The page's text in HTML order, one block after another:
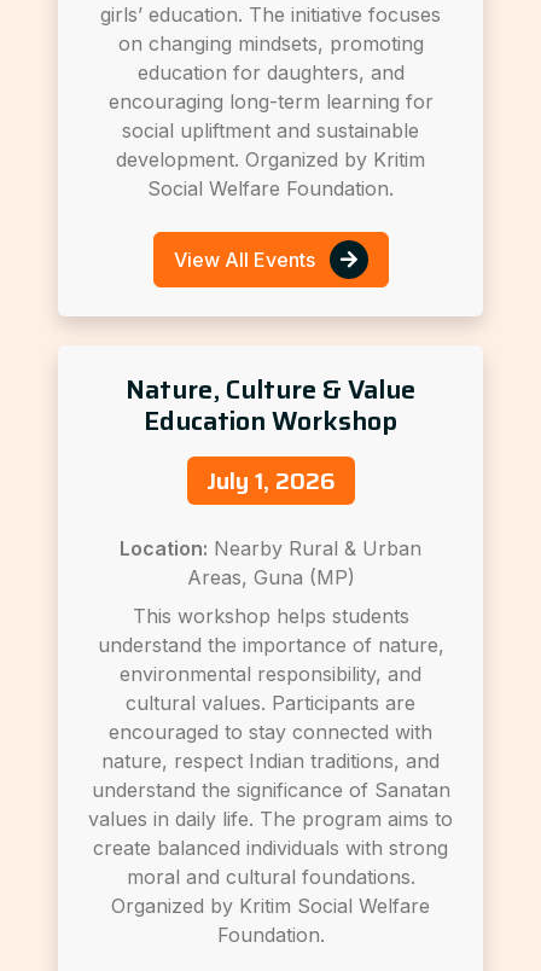
girls’ education. The initiative focuses
on changing mindsets, promoting
education for daughters, and
encouraging long-term learning for
social upliftment and sustainable
development. Organized by Kritim
Social Welfare Foundation.
View All Events
Nature, Culture & Value
Education Workshop
July 1, 2026
Location: Nearby Rural & Urban
Areas, Guna (MP)
This workshop helps students
understand the importance of nature,
environmental responsibility, and
cultural values. Participants are
encouraged to stay connected with
nature, respect Indian traditions, and
understand the significance of Sanatan
values in daily life. The program aims to
create balanced individuals with strong
moral and cultural foundations.
Organized by Kritim Social Welfare
Foundation.